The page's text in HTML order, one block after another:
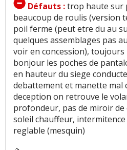
Défauts :trop haute sur
beaucoup de roulis (version
poil ferme (peut etre du au
quelques assemblages pas
voir en concession), toujours
bonjour les poches de
en hauteur du siege
debattement et manette mal
deception on retrouve le
profondeur, pas de miroir
soleil chauffeur, intermitence
reglable (mesquin)